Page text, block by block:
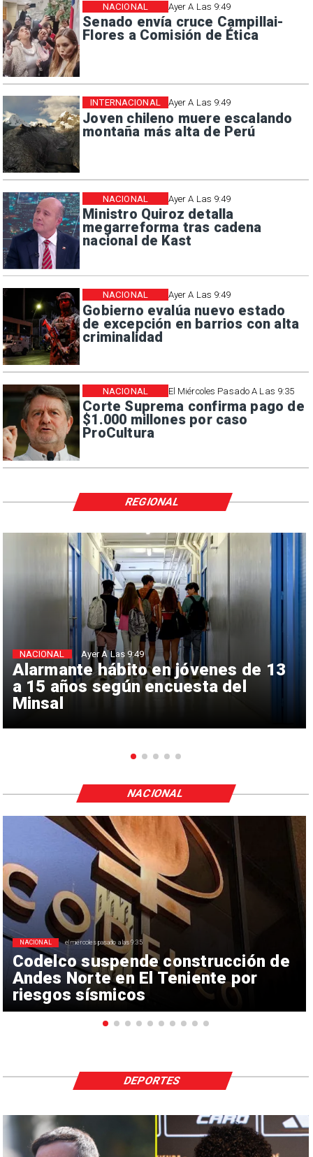
Ayer A Las 9:49
Senado envía cruce Campillai-
Flores a Comisión de Ética
NACIONAL
Ayer A Las 9:49
Joven chileno muere escalando
montaña más alta de Perú
INTERNACIONAL
Ayer A Las 9:49
Ministro Quiroz detalla
megarreforma tras cadena
nacional de Kast
NACIONAL
Ayer A Las 9:49
Gobierno evalúa nuevo estado
de excepción en barrios con alta
criminalidad
NACIONAL
El Miércoles Pasado A Las 9:35
Corte Suprema confirma pago de
$1.000 millones por caso
ProCultura
NACIONAL
Alarmante hábito en jóvenes de 13
a 15 años según encuesta del
Minsal
NACIONAL Ayer A Las 9:49
REGIONAL
Codelco suspende construcción de
Andes Norte en El Teniente por
riesgos sísmicos
NACIONAL el miércoles pasado a las 9:35
NACIONAL
DEPORTES